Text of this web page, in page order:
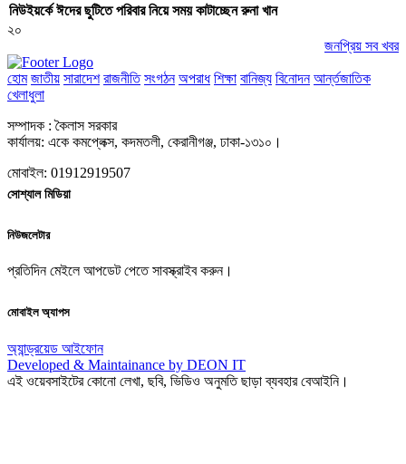
নিউইয়র্কে ঈদের ছুটিতে পরিবার নিয়ে সময় কাটাচ্ছেন রুনা খান
২০
জনপ্রিয় সব খবর
হোম জাতীয় সারাদেশ রাজনীতি সংগঠন অপরাধ শিক্ষা বানিজ্য বিনোদন আর্ন্তজাতিক
খেলাধুলা
সম্পাদক : কৈলাস সরকার
কার্যালয়: একে কমপ্লেক্স, কদমতলী, কেরানীগঞ্জ, ঢাকা-১৩১০।
মোবাইল: 01912919507
সোশ্যাল মিডিয়া
নিউজলেটার
প্রতিদিন মেইলে আপডেট পেতে সাবস্ক্রাইব করুন।
মোবাইল অ্যাপস
অ্যান্ড্রয়েড আইফোন
Developed & Maintainance by DEON IT
এই ওয়েবসাইটের কোনো লেখা, ছবি, ভিডিও অনুমতি ছাড়া ব্যবহার বেআইনি।